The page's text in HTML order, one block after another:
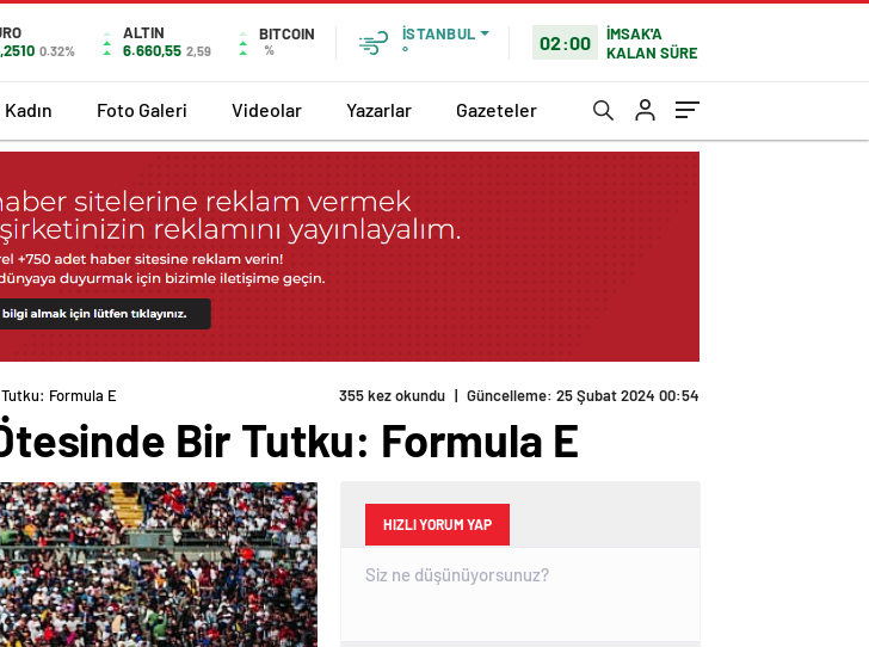
0.32%
ALTIN
6.660,55 2,59
BITCOIN
%
İSTANBUL
°
02:00
İMSAK'A
KALAN SÜRE
Kadın Foto Galeri Videolar Yazarlar Gazeteler
Formula E 355 kez okundu | Güncelleme: 25 Şubat 2024 00:54
Bir Tutku: Formula E
HIZLI YORUM YAP